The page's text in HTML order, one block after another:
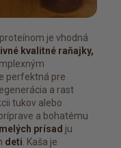
je vhodná
kvalitné raňajky,
perfektná pre
a rast
tukov alebo
a bohatému
prísad ju
deti . Kaša je